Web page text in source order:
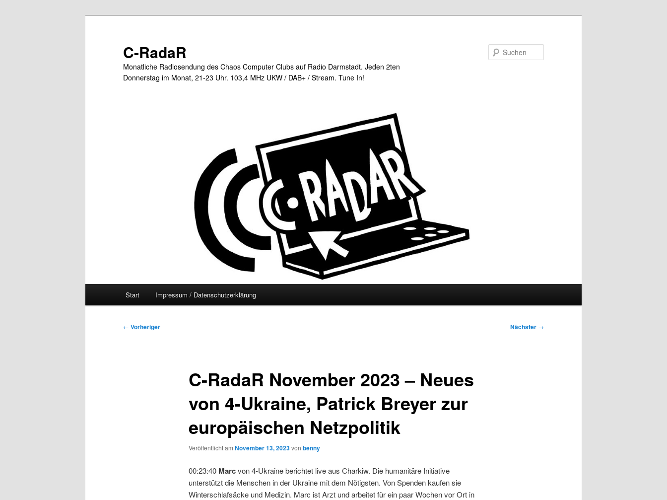
C-RadaR
Monatliche Radiosendung des Chaos Computer Clubs auf Radio Darmstadt. Jeden 2ten
Donnerstag im Monat, 21-23 Uhr. 103,4 MHz UKW / DAB+ / Stream. Tune In!
Start Impressum / Datenschutzerklärung
Beitragsnavigation
← Vorheriger Nächster →
C-RadaR November 2023 – Neues
von 4-Ukraine, Patrick Breyer zur
europäischen Netzpolitik
Veröffentlicht am November 13, 2023von benny
00:23:40 Marcvon 4-Ukraine berichtet live aus Charkiw. Die humanitäre Initiative
unterstützt die Menschen in der Ukraine mit dem Nötigsten. Von Spenden kaufen sie
Winterschlafsäcke und Medizin. Marc ist Arzt und arbeitet für ein paar Wochen vor Ort in